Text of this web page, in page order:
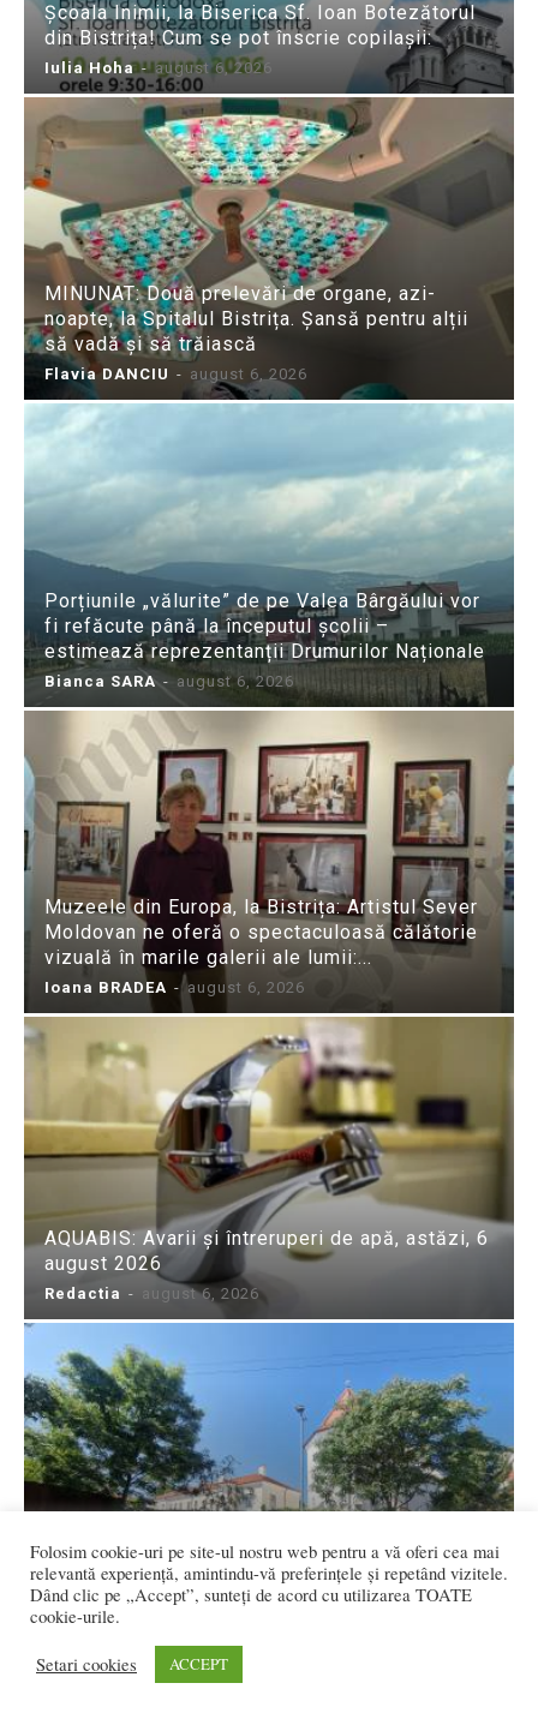
Școala Inimii, la Biserica Sf. Ioan Botezătorul
din Bistrița! Cum se pot înscrie copilașii:
Iulia Hoha - august 6, 2026
MINUNAT: Două prelevări de organe, azi-
noapte, la Spitalul Bistrița. Șansă pentru alții
să vadă și să trăiască
Flavia DANCIU - august 6, 2026
Porțiunile „vălurite” de pe Valea Bârgăului vor
fi refăcute până la începutul școlii –
estimează reprezentanții Drumurilor Naționale
Bianca SARA - august 6, 2026
Muzeele din Europa, la Bistrița: Artistul Sever
Moldovan ne oferă o spectaculoasă călătorie
vizuală în marile galerii ale lumii:...
Ioana BRADEA - august 6, 2026
AQUABIS: Avarii și întreruperi de apă, astăzi, 6
august 2026
Redactia - august 6, 2026
FOTO/VIDEO – Centrul Vechi s-ar putea
extinde de la zidul Cetății din spatele Bisericii
de la Coroana! Cum vede...
Flavia DANCIU - august 5, 2026
Folosim cookie-uri pe site-ul nostru web pentru a vă oferi cea mai
relevantă experiență, amintindu-vă preferințele și repetând vizitele.
Dând clic pe „Accept”, sunteți de acord cu utilizarea TOATE
cookie-urile.
Setari cookies ACCEPT